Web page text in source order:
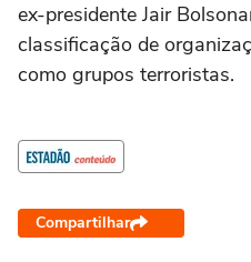
ex-presidente Jair
classificação de
como grupos terroristas.
Compartilhar